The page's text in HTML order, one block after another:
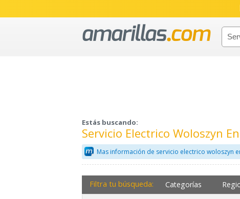
Estás buscando:
Servicio Electrico Woloszyn
Mas información de servicio electrico woloszyn
Filtra tu búsqueda: Categorías